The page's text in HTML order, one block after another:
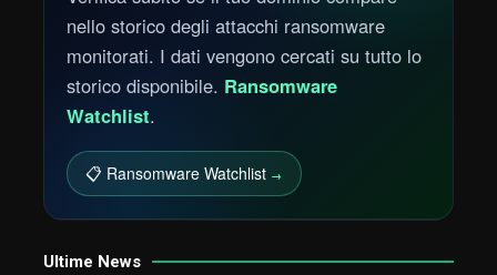
nello storico degli attacchi ransomware
monitorati. I dati vengono cercati su tutto lo
storico disponibile. Ransomware
Watchlist.
📋 Ransomware Watchlist →
Ultime News